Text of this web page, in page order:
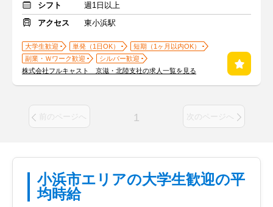
シフト
週1日以上
アクセス
東小浜駅
大学生歓迎 単発（1日OK）
短期（1ヶ月以内OK）
副業・Ｗワーク歓迎
シルバー歓迎
株式会社フルキャスト 京滋・北陸支社の求人一覧を見る
前のページへ 1 次のページへ
小浜市エリアの大学生歓迎の平
均時給